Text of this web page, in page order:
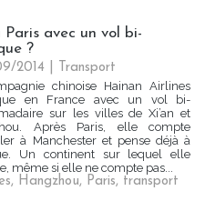
avec un vol bi-
?
2014
Transport
chinoise Hainan Airlines
en France avec un vol bi-
sur les villes de Xi’an et
Après Paris, elle compte
à Manchester et pense déjà à
Un continent sur lequel elle
même si elle ne compte pas...
, Hangzhou, Paris, transport